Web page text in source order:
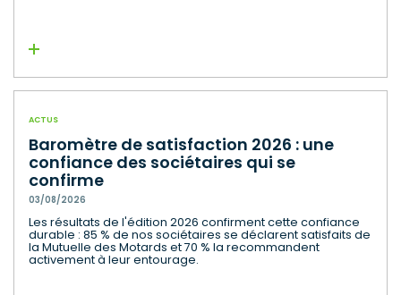
Lire la suite
ACTUS
Baromètre de satisfaction 2026 : une
confiance des sociétaires qui se
confirme
03/08/2026
Les résultats de l'édition 2026 confirment cette confiance
durable : 85 % de nos sociétaires se déclarent satisfaits de
la Mutuelle des Motards et 70 % la recommandent
activement à leur entourage.